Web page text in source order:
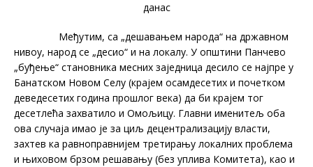
данас
Међутим, са „дешавањем народа“ на државном
нивоу, народ се „десио“ и на локалу. У општини Панчево
„буђење“ становника месних заједница десило се најпре у
Банатском Новом Селу (крајем осамдесетих и почетком
деведесетих година прошлог века) да би крајем тог
десетлећа захватило и Омољицу. Главни именитељ оба
ова случаја имао је за циљ децентрализацију власти,
захтев ка равноправнијем третирању локалних проблема
и њиховом брзом решавању (без уплива Комитета), као и